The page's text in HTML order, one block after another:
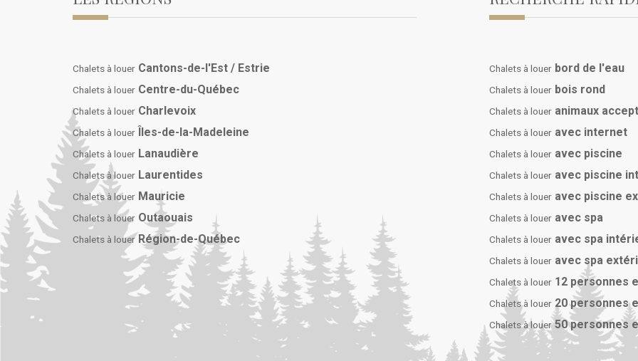
Chalets à louer Cantons-de-l'Est / Estrie
Chalets à louer Centre-du-Québec
Chalets à louer Charlevoix
Chalets à louer Îles-de-la-Madeleine
Chalets à louer Lanaudière
Chalets à louer Laurentides
Chalets à louer Mauricie
Chalets à louer Outaouais
Chalets à louer Région-de-Québec
Chalets à louer bord de l'eau
Chalets à louer bois rond
Chalets à louer animaux
Chalets à louer avec internet
Chalets à louer avec piscine
Chalets à louer avec piscine
Chalets à louer avec piscine
Chalets à louer avec spa
Chalets à louer avec spa
Chalets à louer avec spa
Chalets à louer 12 personnes
Chalets à louer 20 personnes
Chalets à louer 50 personnes